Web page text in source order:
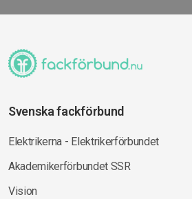
Svenska fackförbund
Elektrikerna - Elektrikerförbundet
Akademikerförbundet SSR
Vision